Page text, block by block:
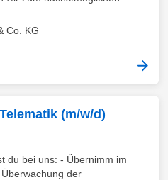
Co. KG
(m/w/d)
du bei uns: - Übernimm im
der